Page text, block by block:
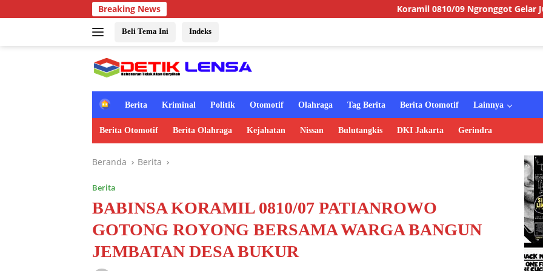
ke
Breaking News Koramil 0810/09 Ngronggot Gelar Jumat
Beli Tema Ini Indeks
H
m
e
Berita Kriminal Politik Otomotif Olahraga Tag Berita Berita Otomotif Lainnya
Berita Otomotif Berita Olahraga Kejahatan Nissan Bulutangkis DKI Jakarta Gerindra
Beranda Berita
Berita
BABINSA KORAMIL 0810/07 PATIANROWO
GOTONG ROYONG BERSAMA WARGA BANGUN
JEMBATAN DESA BUKUR